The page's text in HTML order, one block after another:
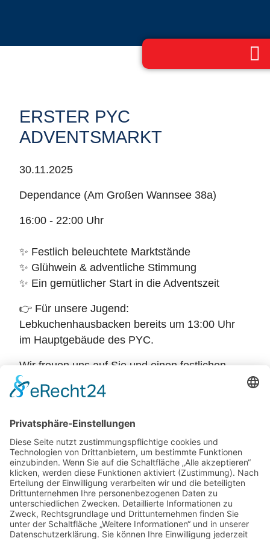
ERSTER PYC
ADVENTSMARKT
30.11.2025
Dependance (Am Großen Wannsee 38a)
16:00 - 22:00 Uhr
✨ Festlich beleuchtete Marktstände
✨ Glühwein & adventliche Stimmung
✨ Ein gemütlicher Start in die Adventszeit
👉 Für unsere Jugend:
Lebkuchenhausbacken bereits um 13:00 Uhr
im Hauptgebäude des PYC.
Wir freuen uns auf Sie und einen festlichen
Nachmittag!
Zurück